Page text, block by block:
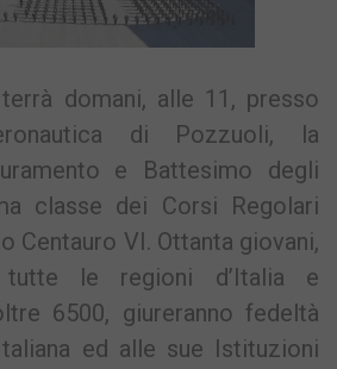
domani, alle 11, presso
di Pozzuoli, la
e Battesimo degli
classe dei Corsi Regolari
Centauro VI. Ottanta giovani,
tutte le regioni d’Italia e
6500, giureranno fedeltà
ed alle sue Istituzioni